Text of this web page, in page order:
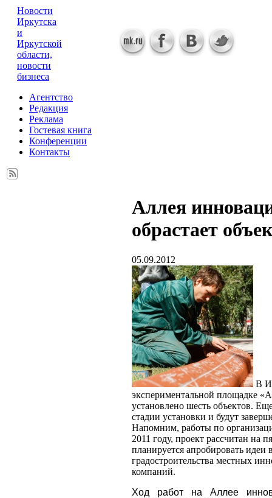
Новости
Иркутска
и
Иркутской
области,
новости
бизнеса
Агентство
Редакция
Реклама
Гостевая книга
Конференции
Контакты
Аллея
обрастает
05.09.2012
В
экспериментальной площадке
установлено шесть объектов.
стадии установки и будут
Напомним, работы по
2011 году, проект рассчитан на
планируется апробировать
градостроительства местных
компаний.
Ход работ на Аллее